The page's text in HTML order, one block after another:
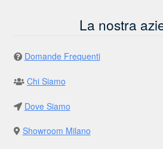
La nostra
Domande Frequenti
Chi Siamo
Dove Siamo
Showroom Milano